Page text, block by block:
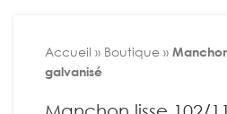
Accueil » Boutique »
galvanisé